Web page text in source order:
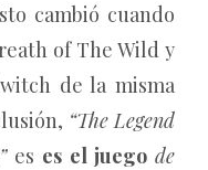
cambió cuando
of The Wild y
de la misma
“The Legend
es es el juegode